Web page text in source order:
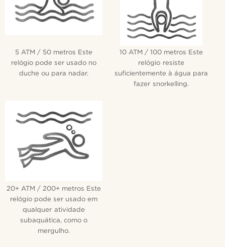
5 ATM / 50 metros Este
relógio pode ser usado no
duche ou para nadar.
10 ATM / 100 metros Este
relógio resiste
suficientemente à água para
fazer snorkelling.
20+ ATM / 200+ metros Este
relógio pode ser usado em
qualquer atividade
subaquática, como o
mergulho.